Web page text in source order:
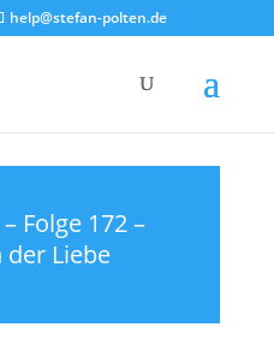
help@stefan-polten.de
Folge 172 –
der Liebe